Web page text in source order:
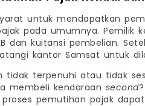
untuk mendapatkan
pada umumnya. Pemilik
dan kuitansi pembelian.
kantor Samsat untuk
tidak terpenuhi atau tidak
membeli kendaraan second
pemutihan pajak dapat